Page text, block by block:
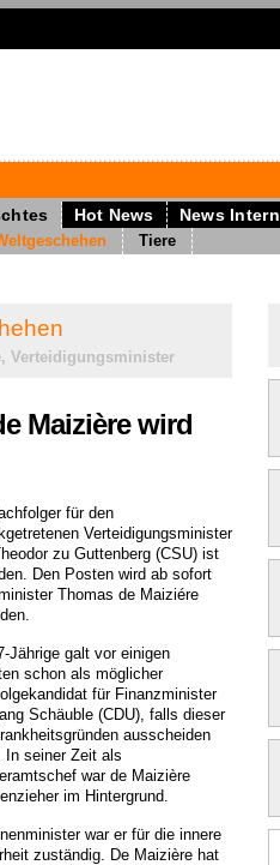
Hot News News Intern
Tiere
Verteidigungsminister
Maizière wird
für den
Verteidigungsminister
zu Guttenberg (CSU) ist
Den Posten wird ab sofort
Thomas de Maiziére
Jährige galt vor einigen
schon als möglicher
für Finanzminister
Schäuble (CDU), falls dieser
ausscheiden
In seiner Zeit als
war de Maizière
im Hintergrund.
war er für die innere
zuständig. De Maizière hat